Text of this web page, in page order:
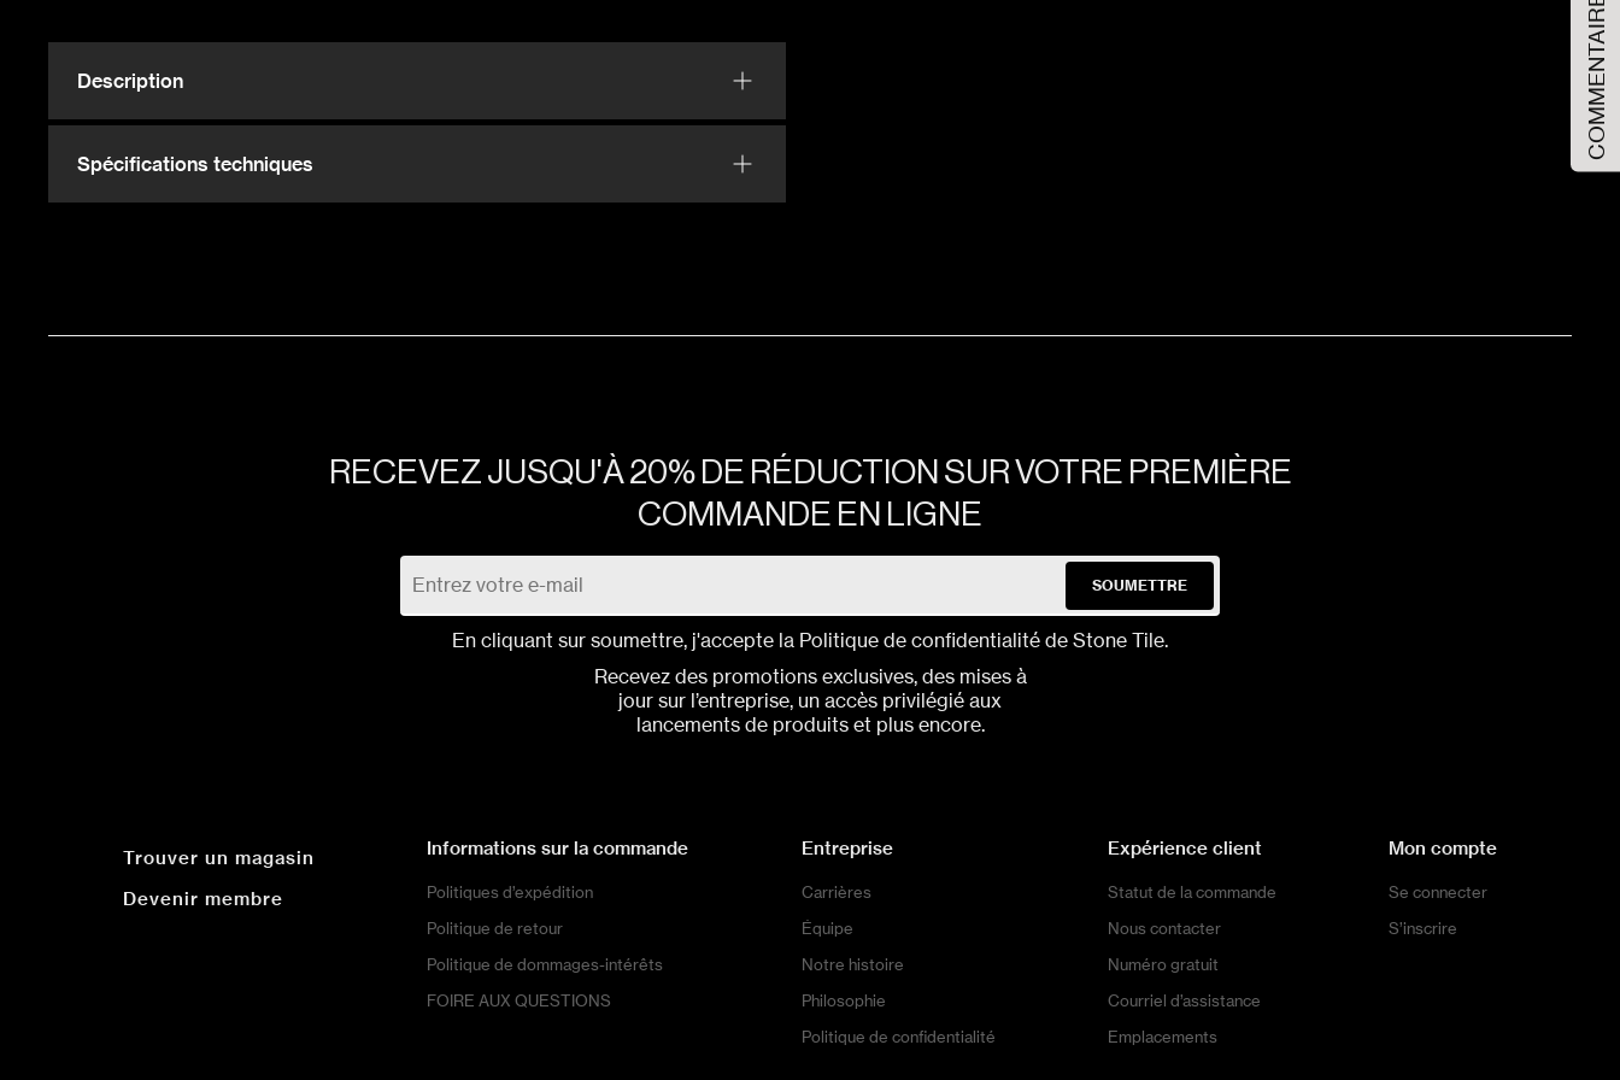
NOUS
NOUS
Description
Spécifications techniques
RECEVEZ JUSQU'À 20% DE RÉDUCTION SUR VOTRE PREMIÈRE
COMMANDE EN LIGNE
En cliquant sur soumettre, j'accepte la Politique de confidentialité de Stone Tile.
SOUMETTRE
Recevez des promotions exclusives, des mises à
jour sur l’entreprise, un accès privilégié aux
lancements de produits et plus encore.
Trouver un magasin
Devenir membre
Informations sur la commande
Politiques d’expédition
Politique de retour
Politique de dommages-intérêts
FOIRE AUX QUESTIONS
Entreprise
Carrières
Équipe
Notre histoire
Philosophie
Politique de confidentialité
Expérience client
Statut de la commande
Nous contacter
Numéro gratuit
Courriel d’assistance
Emplacements
Mon compte
Se connecter
S’inscrire
COMMENTAIRES
NOUS